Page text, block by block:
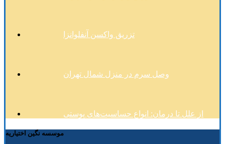
تزریق واکسن آنفلوانزا
وصل سرم در منزل شمال تهران
از علل تا درمان: انواع حساسیت‌های پوستی
موسسه نگین اختیاریه